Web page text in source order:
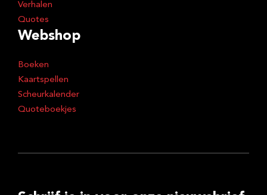
Verhalen
Quotes
Webshop
Boeken
Kaartspellen
Scheurkalender
Quoteboekjes